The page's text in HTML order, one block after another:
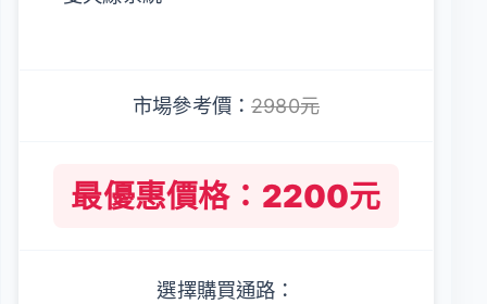
市場參考價：2980元
最優惠價格：2200元
選擇購買通路：